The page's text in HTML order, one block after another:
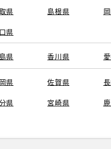
県 島根県
県
県 香川県
県 佐賀県
県 宮崎県
施